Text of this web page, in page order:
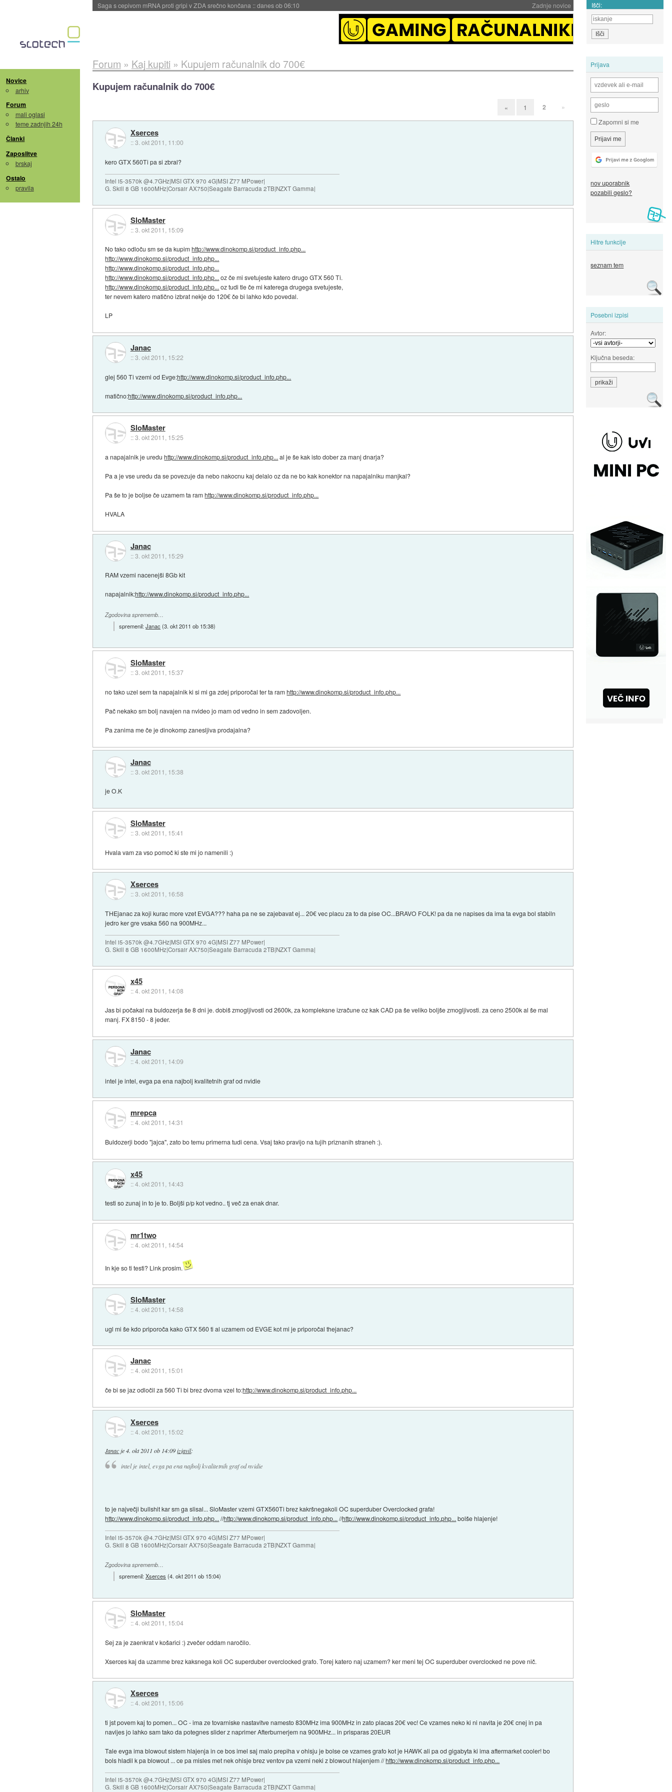
Zadnje novice
BMW v vozilih začel predvajati reklame::danes ob 06:09 Išči:
Novice
arhiv
Forum
mali oglasi
teme zadnjih 24h
Članki
Zaposlitve
brskaj
Ostalo
pravila
Prijava
Zapomni si me
nov uporabnik
pozabili geslo?
Hitre funkcije
seznam tem
Posebni izpisi
Avtor:
Ključna beseda:
Forum » Kaj kupiti » Kupujem računalnik do 700€
Kupujem računalnik do 700€
« 1 2 »
Xserces
::3. okt 2011, 11:00
kero GTX 560Ti pa si zbral?
Intel i5-3570k @4.7GHz|MSI GTX 970 4G|MSI Z77 MPower|
G. Skill 8 GB 1600MHz|Corsair AX750|Seagate Barracuda 2TB|NZXT Gamma|
SloMaster
::3. okt 2011, 15:09
No tako odloču sm se da kupimhttp://www.dinokomp.si/product_info.php...
http://www.dinokomp.si/product_info.php...
http://www.dinokomp.si/product_info.php...
http://www.dinokomp.si/product_info.php...oz če mi svetujeste katero drugo GTX 560 Ti.
http://www.dinokomp.si/product_info.php...oz tudi tle če mi katerega drugega svetujeste,
ter nevem katero matično izbrat nekje do 120€ če bi lahko kdo povedal.
LP
Janac
::3. okt 2011, 15:22
glej 560 Ti vzemi od Evge:http://www.dinokomp.si/product_info.php...
matično:http://www.dinokomp.si/product_info.php...
SloMaster
::3. okt 2011, 15:25
a napajalnik je ureduhttp://www.dinokomp.si/product_info.php... al je še kak isto dober za manj dnarja?
Pa a je vse uredu da se povezuje da nebo nakocnu kaj delalo oz da ne bo kak konektor na napajalniku manjkal?
Pa še to je boljse če uzamem ta ramhttp://www.dinokomp.si/product_info.php...
HVALA
Janac
::3. okt 2011, 15:29
RAM vzemi nacenejši 8Gb kit
napajalnik:http://www.dinokomp.si/product_info.php...
Zgodovina sprememb…
spremenil:Janac (3. okt 2011 ob 15:38)
SloMaster
::3. okt 2011, 15:37
no tako uzel sem ta napajalnik ki si mi ga zdej priporočal ter ta ramhttp://www.dinokomp.si/product_info.php...
Pač nekako sm bolj navajen na nvideo jo mam od vedno in sem zadovoljen.
Pa zanima me če je dinokomp zanesljiva prodajalna?
Janac
::3. okt 2011, 15:38
je O.K
SloMaster
::3. okt 2011, 15:41
Hvala vam za vso pomoč ki ste mi jo namenili :)
Xserces
::3. okt 2011, 16:58
THEjanac za koji kurac more vzet EVGA??? haha pa ne se zajebavat ej... 20€ vec placu za to da pise OC...BRAVO FOLK! pa da ne napises da ima ta evga bol stabiln
jedro ker gre vsaka 560 na 900MHz...
Intel i5-3570k @4.7GHz|MSI GTX 970 4G|MSI Z77 MPower|
G. Skill 8 GB 1600MHz|Corsair AX750|Seagate Barracuda 2TB|NZXT Gamma|
x45
::4. okt 2011, 14:08
Jas bi počakal na buldozerja še 8 dni je. dobiš zmogljivosti od 2600k, za kompleksne izračune oz kak CAD pa še veliko boljše zmogljivosti. za ceno 2500k al še mal
manj. FX 8150 - 8 jeder.
Janac
::4. okt 2011, 14:09
intel je intel, evga pa ena najbolj kvalitetnih graf od nvidie
mrepca
::4. okt 2011, 14:31
Buldozerji bodo ''jajca'', zato bo temu primerna tudi cena. Vsaj tako pravijo na tujih priznanih straneh :).
x45
::4. okt 2011, 14:43
testi so zunaj in to je to. Boljši p/p kot vedno.. tj več za enak dnar.
mr1two
::4. okt 2011, 14:54
In kje so ti testi? Link prosim.
SloMaster
::4. okt 2011, 14:58
ugl mi še kdo priporoča kako GTX 560 ti al uzamem od EVGE kot mi je priporočal thejanac?
Janac
::4. okt 2011, 15:01
če bi se jaz odločil za 560 Ti bi brez dvoma vzel to:http://www.dinokomp.si/product_info.php...
Xserces
::4. okt 2011, 15:02
Janacje4. okt 2011 ob 14:09 izjavil:
intel je intel, evga pa ena najbolj kvalitetnih graf od nvidie
to je največji bullshit kar sm ga slisal... SloMaster vzemi GTX560Ti brez kakršnegakoli OC superduber Overclocked grafa!
http://www.dinokomp.si/product_info.php... //http://www.dinokomp.si/product_info.php... //http://www.dinokomp.si/product_info.php... bolše hlajenje!
Intel i5-3570k @4.7GHz|MSI GTX 970 4G|MSI Z77 MPower|
G. Skill 8 GB 1600MHz|Corsair AX750|Seagate Barracuda 2TB|NZXT Gamma|
Zgodovina sprememb…
spremenil:Xserces (4. okt 2011 ob 15:04)
SloMaster
::4. okt 2011, 15:04
Sej za je zaenkrat v košarici :) zvečer oddam naročilo.
Xserces kaj da uzamme brez kaksnega koli OC superduber overclocked grafo. Torej katero naj uzamem? ker meni tej OC superduber overclocked ne pove nič.
Xserces
::4. okt 2011, 15:06
ti jst povem kaj to pomen... OC - ima ze tovarniske nastavitve namesto 830MHz ima 900MHz in zato placas 20€ vec! Ce vzames neko ki ni navita je 20€ cnej in pa
navijes jo lahko sam tako da potegnes slider z naprimer Afterburnerjem na 900MHz... in prisparas 20EUR
Tale evga ima blowout sistem hlajenja in ce bos imel saj malo prepiha v ohisju je bolse ce vzames grafo kot je HAWK ali pa od gigabyta ki ima aftermarket cooler! bo
bols hladil k pa blowout ... ce pa misles met nek ohisje brez ventov pa vzemi neki z blowout hlajenjem //http://www.dinokomp.si/product_info.php...
Intel i5-3570k @4.7GHz|MSI GTX 970 4G|MSI Z77 MPower|
G. Skill 8 GB 1600MHz|Corsair AX750|Seagate Barracuda 2TB|NZXT Gamma|